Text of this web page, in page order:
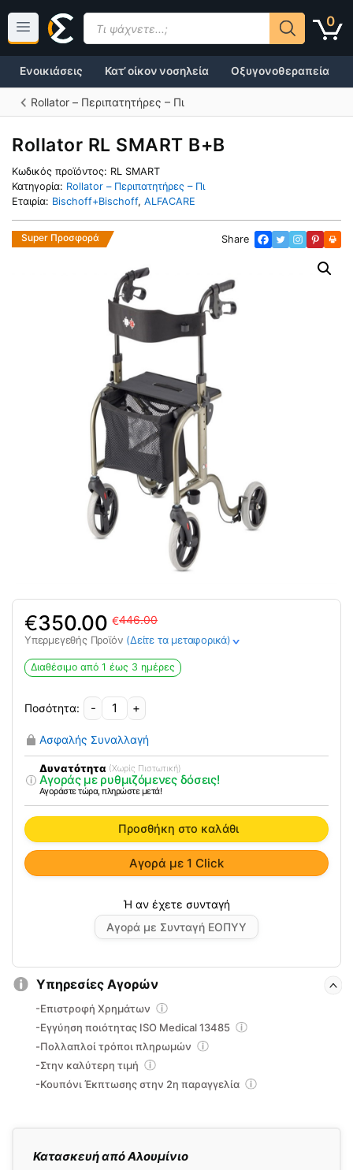
περιεχόμενο
0
Products
search
Κατ’ οίκον νοσηλεία Οξυγονοθεραπεία
Ενοικιάσεις
Rollator – Περιπατητήρες – Πι
Rollator RL SMART B+B
Κωδικός προϊόντος: RL SMART
Κατηγορία: Rollator – Περιπατητήρες – Πι
Εταιρία: Bischoff+Bischoff, ALFACARE
Share
Κατασκευή από Αλουμίνιο
Super Προσφορά
446.00
€
was:
446.00€.
350.00
€
τιμή
είναι:
Υπερμεγεθής Προϊόν (Δείτε τα μεταφορικά)>
Διαθέσιμο από 1 έως 3 ημέρες
-
Rollator
RL
SMART
B+B
ποσότητα
+
Ασφαλής Συναλλαγή
Δυνατότητα (Χωρίς Πιστωτική)
Αγοράς με ρυθμιζόμενες δόσεις!
Αγοράστε τώρα, πληρώστε μετά!
Προσθήκη στο καλάθι
Αγορά με Συνταγή ΕΟΠΥΥ
Αγορά με 1 Click
Υπηρεσίες Αγορών
-Επιστροφή Χρημάτων
-Εγγύηση ποιότητας ISO Medical 13485
-Πολλαπλοί τρόποι πληρωμών
-Στην καλύτερη τιμή
-Κουπόνι Έκπτωσης στην 2η παραγγελία